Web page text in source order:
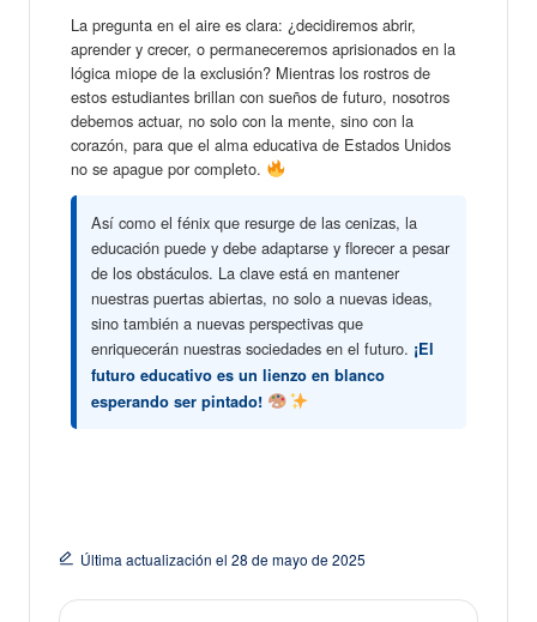
La pregunta en el aire es clara: ¿decidiremos abrir,
aprender y crecer, o permaneceremos aprisionados en la
lógica miope de la exclusión? Mientras los rostros de
estos estudiantes brillan con sueños de futuro, nosotros
debemos actuar, no solo con la mente, sino con la
corazón, para que el alma educativa de Estados Unidos
no se apague por completo.
Así como el fénix que resurge de las cenizas, la
educación puede y debe adaptarse y florecer a pesar
de los obstáculos. La clave está en mantener
nuestras puertas abiertas, no solo a nuevas ideas,
sino también a nuevas perspectivas que
enriquecerán nuestras sociedades en el futuro. ¡El
futuro educativo es un lienzo en blanco
esperando ser pintado!
Última actualización el 28 de mayo de 2025